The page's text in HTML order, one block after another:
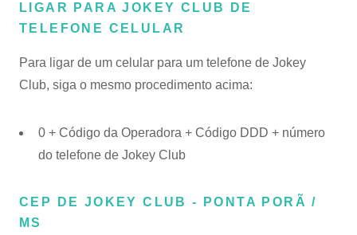
LIGAR PARA JOKEY CLUB DE
TELEFONE CELULAR
Para ligar de um celular para um telefone de Jokey
Club, siga o mesmo procedimento acima:
0 + Código da Operadora + Código DDD + número
do telefone de Jokey Club
CEP DE JOKEY CLUB - PONTA PORÃ /
MS